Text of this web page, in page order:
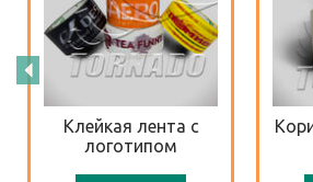
Клейкая лента с
логотипом